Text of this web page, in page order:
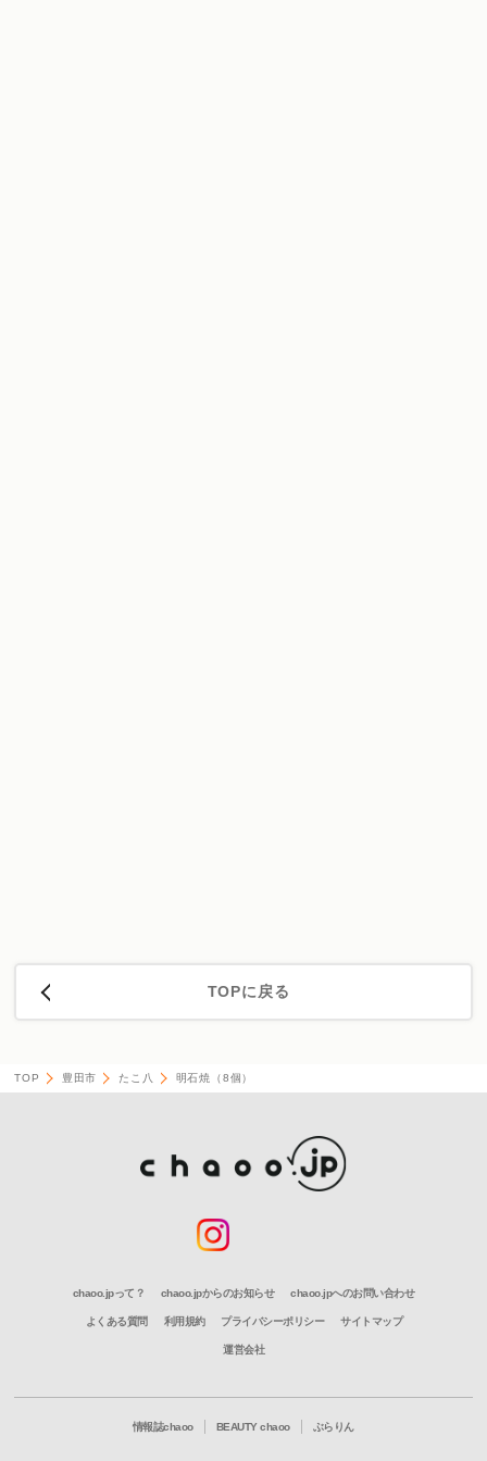
TOPに戻る
TOP 豊田市 たこ八 明石焼（8個）
chaoo.jpって？ chaoo.jpからのお知らせ chaoo.jpへのお問い合わせ
よくある質問 利用規約 プライバシーポリシー サイトマップ
運営会社
情報誌chaoo BEAUTY chaoo ぶらりん